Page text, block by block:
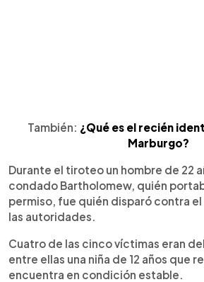
También: ¿Qué es el recién
Marburgo?
Durante el tiroteo un hombre de 22
condado Bartholomew, quién
permiso, fue quién disparó contra
las autoridades.
Cuatro de las cinco víctimas eran
entre ellas una niña de 12 años que
encuentra en condición estable.